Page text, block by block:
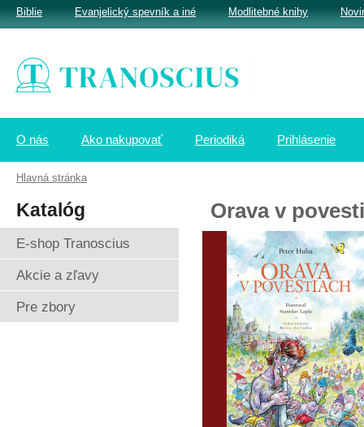
O nás Ako nakupovať Periodiká Prihlásenie
Orava v
Katalóg
E-shop Tranoscius
Akcie a zľavy
Pre zbory
Biblie Evanjelický spevník a iné Modlitebné knihy
Hlavná stránka